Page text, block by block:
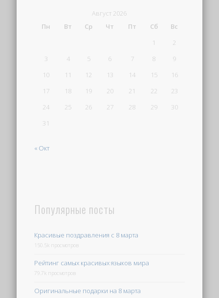
Август 2026
Пн
Вт Ср Чт Пт Сб
Вс
1
2
3
4 5 6 7 8
9
10
11 12 13 14 15
16
17
18 19 20 21 22
23
24
25 26 27 28 29
30
31
« Окт
Популярные посты
Красивые поздравления с 8 марта
150.5k просмотров
Рейтинг самых красивых языков мира
79.7k просмотров
Оригинальные подарки на 8 марта